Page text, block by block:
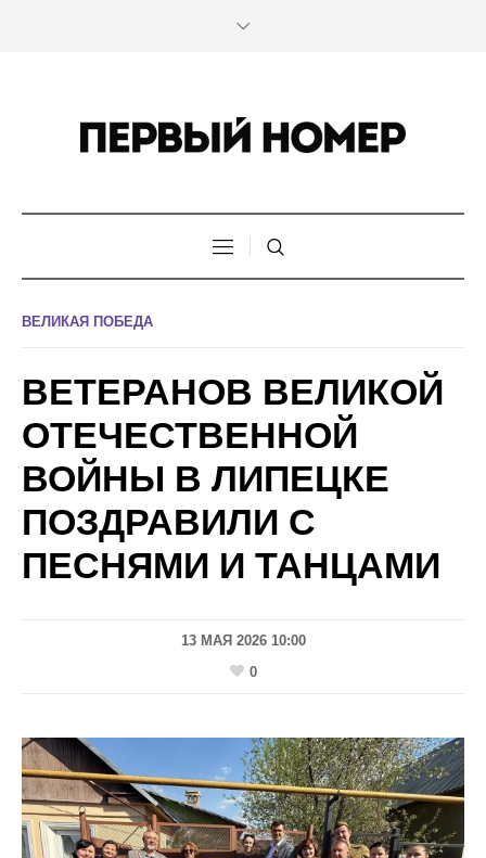
ВЕЛИКАЯ ПОБЕДА
ВЕТЕРАНОВ ВЕЛИКОЙ
ОТЕЧЕСТВЕННОЙ
ВОЙНЫ В ЛИПЕЦКЕ
ПОЗДРАВИЛИ С
ПЕСНЯМИ И ТАНЦАМИ
13 МАЯ 2026 10:00
0